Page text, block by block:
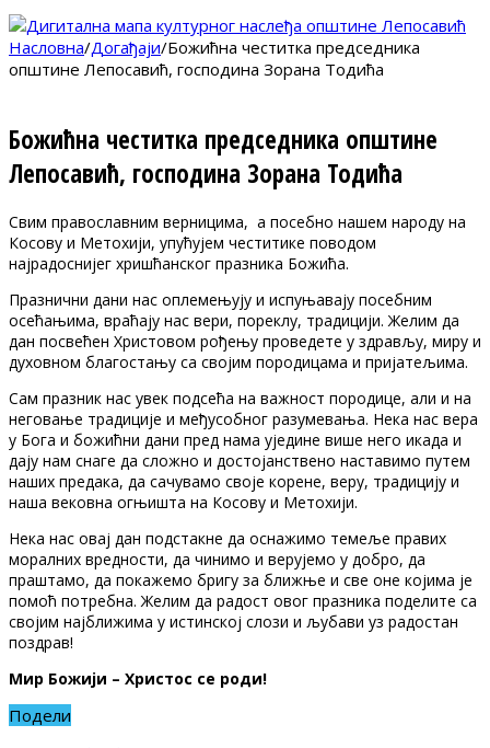
Насловна/Догађаји/Божићна честитка председника
општине Лепосавић, господина Зорана Тодића
Божићна честитка председника општине
Лепосавић, господина Зорана Тодића
Свим православним верницима, а посебно нашем народу на
Косову и Метохији, упућујем честитике поводом
најрадоснијег хришћанског празника Божића.
Празнични дани нас оплемењују и испуњавају посебним
осећањима, враћају нас вери, пореклу, традицији. Желим да
дан посвећен Христовом рођењу проведете у здрављу, миру и
духовном благостању са својим породицама и пријатељима.
Сам празник нас увек подсећа на важност породице, али и на
неговање традиције и међусобног разумевања. Нека нас вера
у Бога и божићни дани пред нама уједине више него икада и
дају нам снаге да сложно и достојанствено наставимо путем
наших предака, да сачувамо своје корене, веру, традицију и
наша вековна огњишта на Косову и Метохији.
Нека нас овај дан подстакне да оснажимо темеље правих
моралних вредности, да чинимо и верујемо у добро, да
праштамо, да покажемо бригу за ближње и све оне којима је
помоћ потребна. Желим да радост овог празника поделите са
својим најближима у истинској слози и љубави уз радостан
поздрав!
Мир Божији – Христос се роди!
Подели